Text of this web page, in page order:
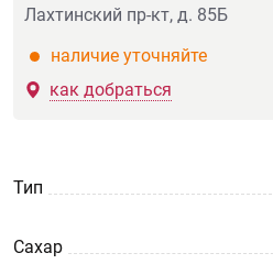
Лахтинский пр-кт, д. 85Б
наличие уточняйте
как добраться
Тип
Сахар